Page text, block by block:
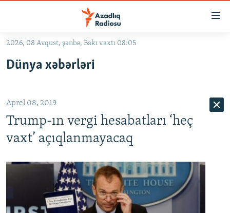
Əsas
qayıt
qayıt
Axtarışa
#İZAHLA
#ƏSLINDƏ
FƏRQƏ BAX
QANUNI DOĞRU
ARAŞDIRMA
MULTIMEDIA
RADIO ARXIV
2026, 08 Avqust, şənbə, Bakı vaxtı 08:05
Dünya xəbərləri
Aprel 08, 2019
Trump-ın vergi hesabatları ‘heç
vaxt’ açıqlanmayacaq